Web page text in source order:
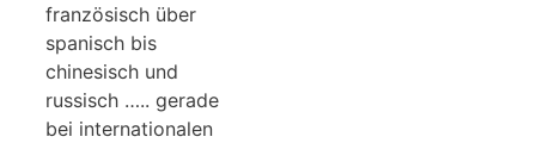
französisch über
spanisch bis
chinesisch und
russisch ….. gerade
bei internationalen